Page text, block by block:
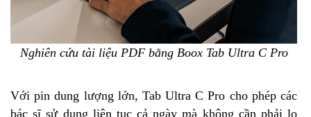
Nghiên cứu tài liệu PDF bằng Boox Tab Ultra C Pro
Với pin dung lượng lớn, Tab Ultra C Pro cho phép các
bác sĩ sử dụng liên tục cả ngày mà không cần phải lo